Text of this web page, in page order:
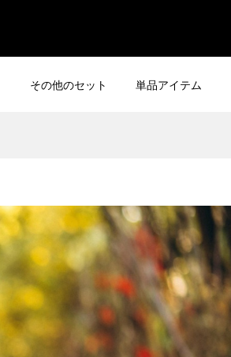
その他のセット 単品アイテム